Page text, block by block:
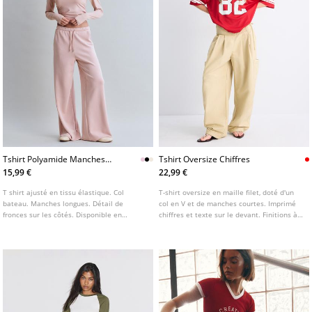
Tshirt Polyamide Manches
Longues Fronce
15,99 €
T shirt ajusté en tissu élastique. Col
bateau. Manches longues. Détail de
fronces sur les côtés. Disponible en
Tshirt Oversize Chiffres
22,99 €
T-shirt oversize en maille filet, doté d'un
col en V et de manches courtes. Imprimé
chiffres et texte sur le devant. Finitions à
couleurs.